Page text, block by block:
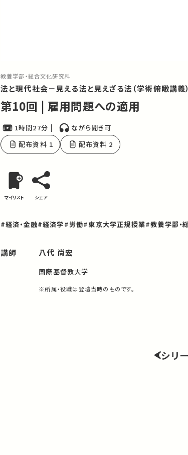
教養学部・総合文化研究科
法と現代社会－見える法と見えざる法（学術俯瞰講義）
第10回 | 雇用問題への適用
1時間27分
ながら聞き可
配布資料 1
配布資料 2
マイリスト シェア
#経済・金融#経済学#労働#東京大学正規授業#教養学部・
講師 八代 尚宏
国際基督教大学
※所属・役職は登壇当時のものです。
シリ